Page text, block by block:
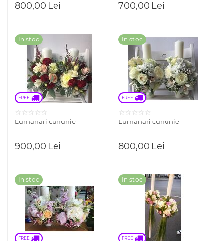
800,00 Lei 700,00 Lei
In stoc
FREE
Lumanari cununie
900,00 Lei
In stoc
FREE
Lumanari cununie
800,00 Lei
In stoc
FREE
In stoc
FREE